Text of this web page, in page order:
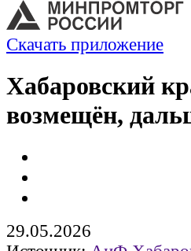
Скачать приложение
Хабаровский
возмещён,
29.05.2026